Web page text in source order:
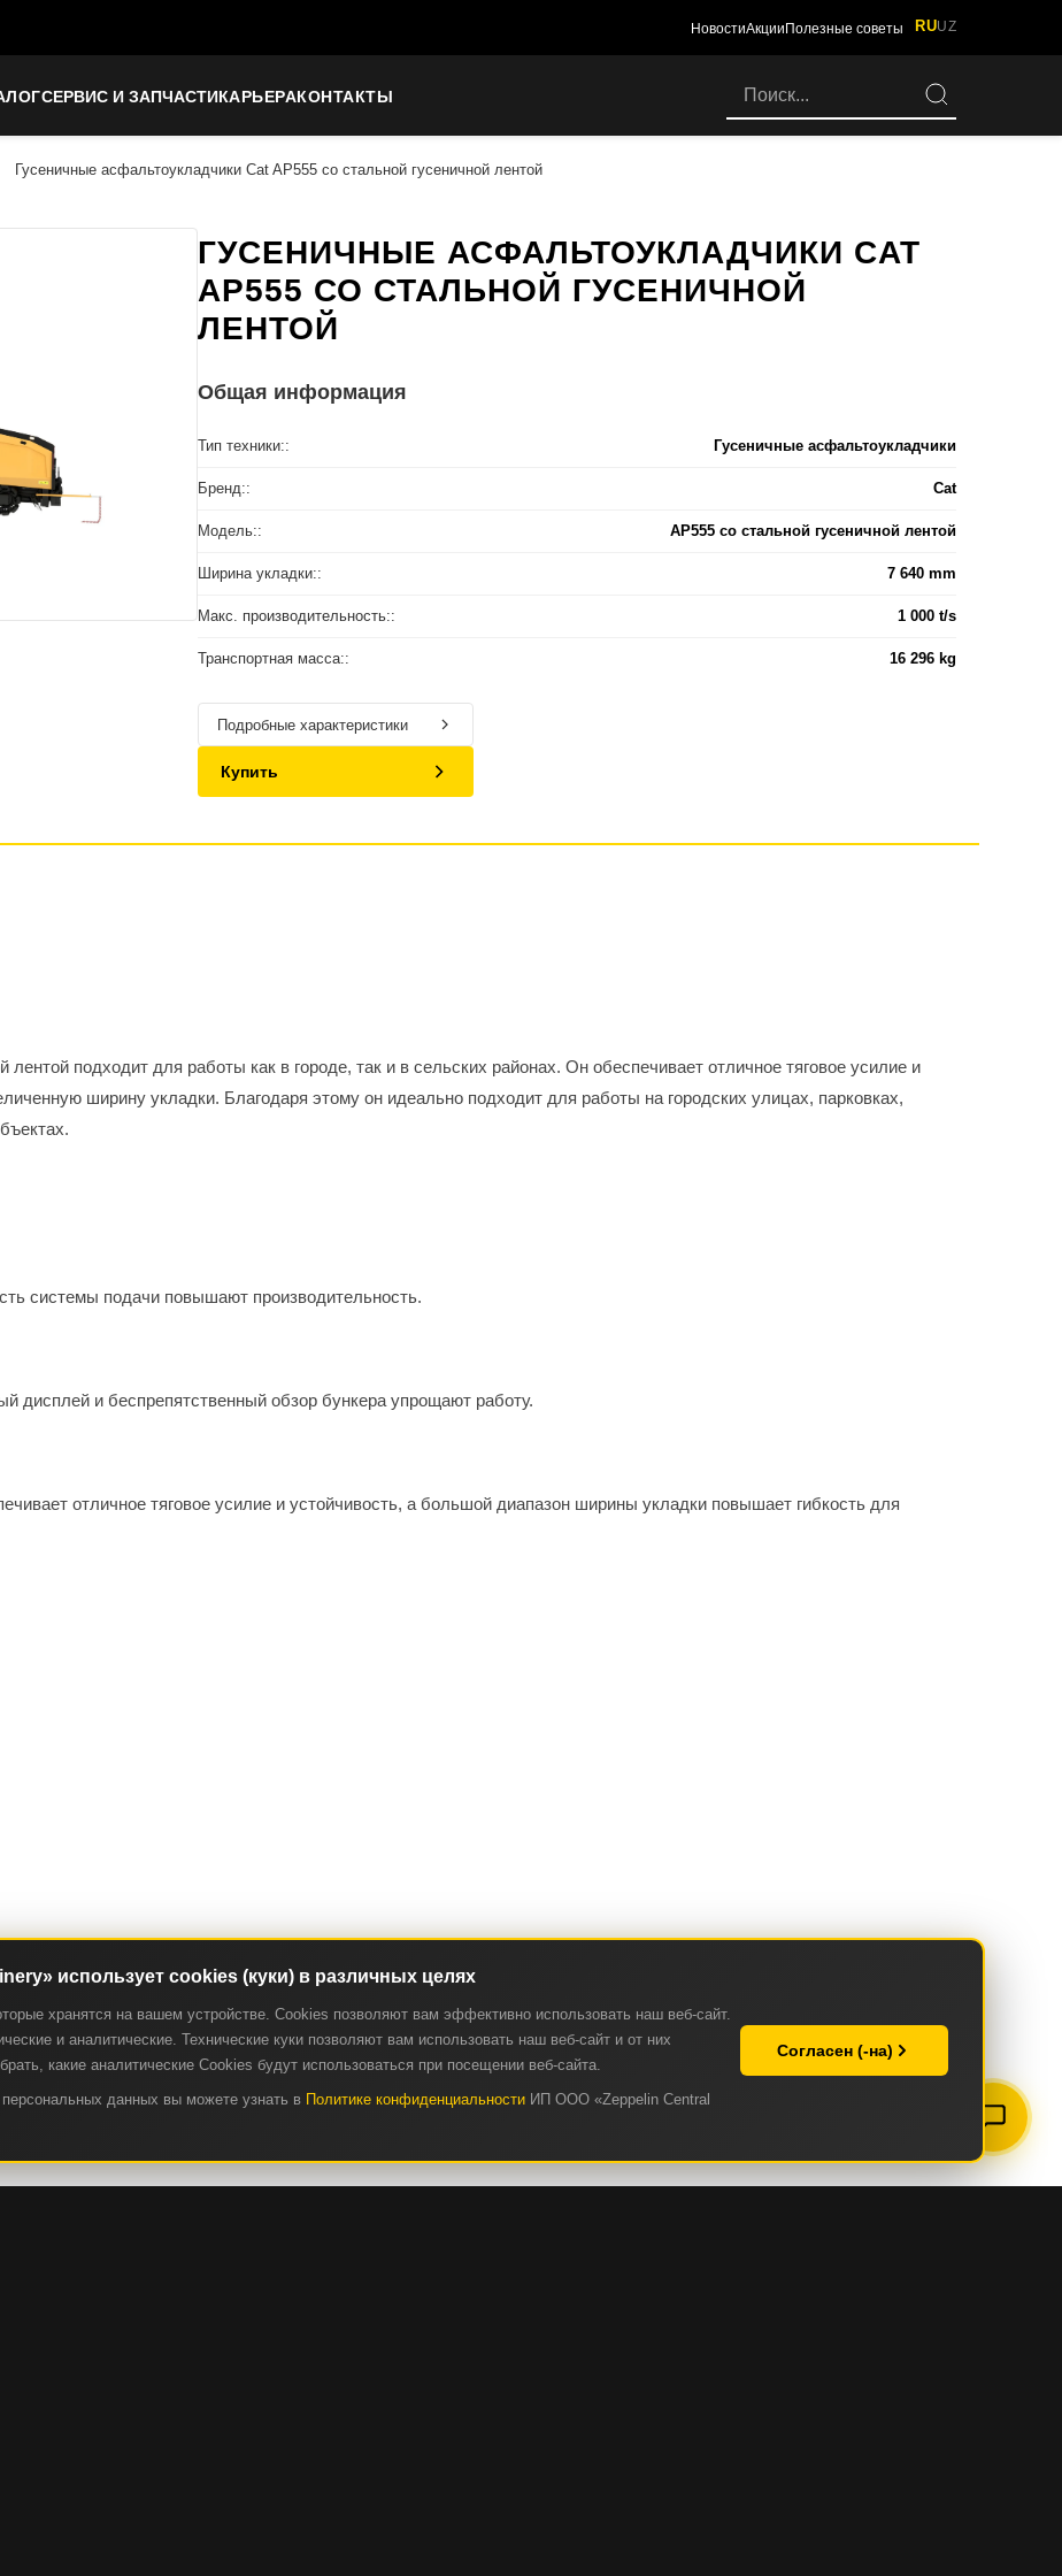
НовостиАкции Полезные советы RUUZ
СЕРВИС И ЗАПЧАСТИКАРЬЕРАКОНТАКТЫ
Гусеничные асфальтоукладчики Cat AP555 со стальной гусеничной лентой
ГУСЕНИЧНЫЕ АСФАЛЬТОУКЛАДЧИКИ CAT
AP555 СО СТАЛЬНОЙ ГУСЕНИЧНОЙ
ЛЕНТОЙ
Общая информация
Тип техники:: Гусеничные асфальтоукладчики
Бренд:: Cat
Модель:: AP555 со стальной гусеничной лентой
Ширина укладки:: 7 640 mm
Макс. производительность:: 1 000 t/s
Транспортная масса:: 16 296 kg
Подробные характеристики
Купить
лентой подходит для работы как в городе, так и в сельских районах. Он обеспечивает отличное тяговое усилие и
ширину укладки. Благодаря этому он идеально подходит для работы на городских улицах, парковках,
системы подачи повышают производительность.
дисплей и беспрепятственный обзор бункера упрощают работу.
отличное тяговое усилие и устойчивость, а большой диапазон ширины укладки повышает гибкость для
использует cookies (куки) в различных целях
хранятся на вашем устройстве. Cookies позволяют вам эффективно использовать наш веб-сайт.
и аналитические. Технические куки позволяют вам использовать наш веб-сайт и от них
какие аналитические Cookies будут использоваться при посещении веб-сайта.
данных вы можете узнать в Политике конфиденциальности ИП ООО «Zeppelin Central
Согласен (-на)